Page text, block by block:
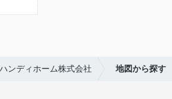
ンディホーム株式会社 地図から探す